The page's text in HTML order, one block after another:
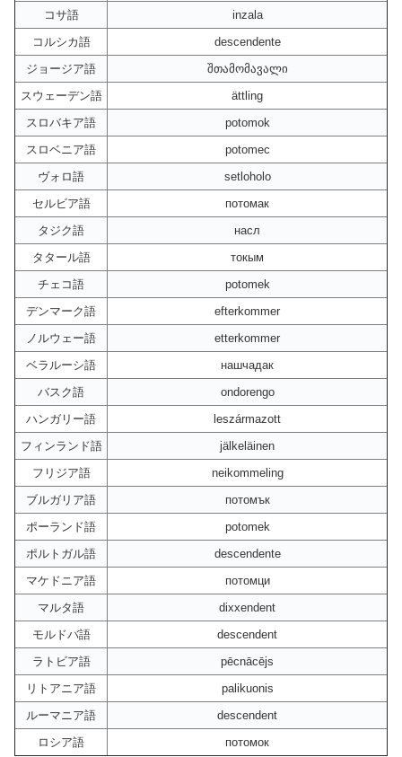
コサ語
inzala
コルシカ語
descendente
ジョージア語
შთამომავალი
スウェーデン語
ättling
スロバキア語
potomok
スロベニア語
potomec
ヴォロ語
setloholo
セルビア語
потомак
タジク語
насл
タタール語
токым
チェコ語
potomek
デンマーク語
efterkommer
ノルウェー語
etterkommer
ベラルーシ語
нашчадак
バスク語
ondorengo
ハンガリー語
leszármazott
フィンランド語
jälkeläinen
フリジア語
neikommeling
ブルガリア語
потомък
ポーランド語
potomek
ポルトガル語
descendente
マケドニア語
потомци
マルタ語
dixxendent
モルドバ語
descendent
ラトビア語
pēcnācējs
リトアニア語
palikuonis
ルーマニア語
descendent
ロシア語
потомок